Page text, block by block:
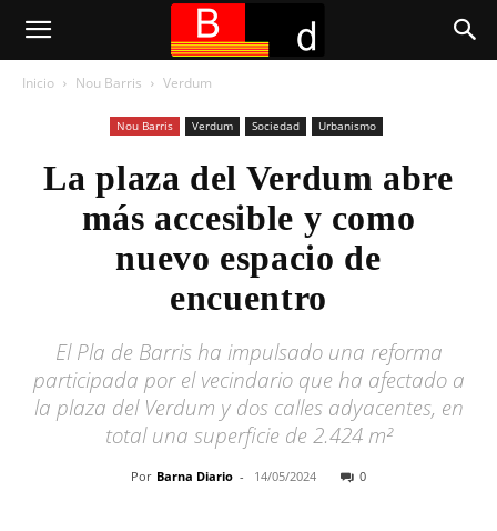
Inicio Nou Barris Verdum
Nou Barris Verdum Sociedad Urbanismo
La plaza del Verdum abre
más accesible y como
nuevo espacio de
encuentro
El Pla de Barris ha impulsado una reforma
participada por el vecindario que ha afectado a
la plaza del Verdum y dos calles adyacentes, en
total una superficie de 2.424 m²
Por Barna Diario - 14/05/2024 0